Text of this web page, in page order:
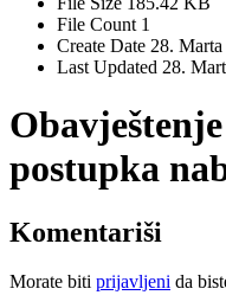
File Count 1
Create Date 28.
Last Updated 28.
postupka
Komentariši
Morate biti prijavljeni da